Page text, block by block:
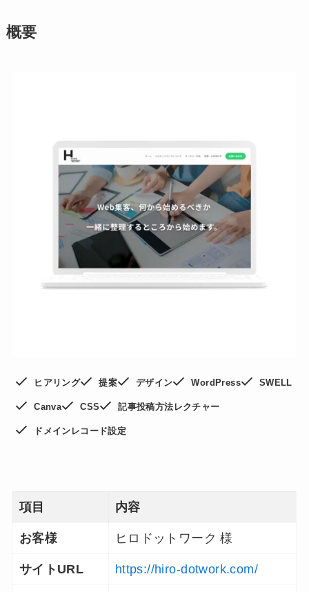
概要
ヒアリング 提案 デザイン WordPress SWELL
Canva CSS 記事投稿方法レクチャー
ドメインレコード設定
項目 内容
お客様 ヒロドットワーク 様
サイトURL https://hiro-dotwork.com/